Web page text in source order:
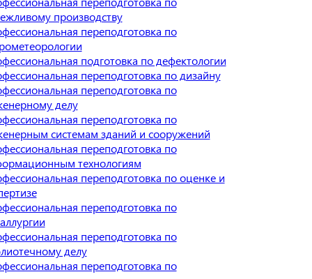
производству
переподготовка по
подготовка по дефектологии
переподготовка по дизайну
переподготовка по
делу
переподготовка по
системам зданий и сооружений
переподготовка по
технологиям
переподготовка по оценке и
переподготовка по
переподготовка по
делу
переподготовка по